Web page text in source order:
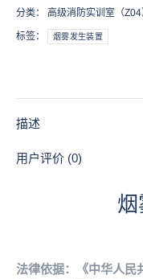
生
置
分类： 高级消防实训室（Z04
标签： 烟雾发生装置
描述
用户评价 (0)
法律依据：《中华人民